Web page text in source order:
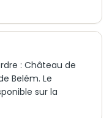
: Château de
Belém. Le
sur la